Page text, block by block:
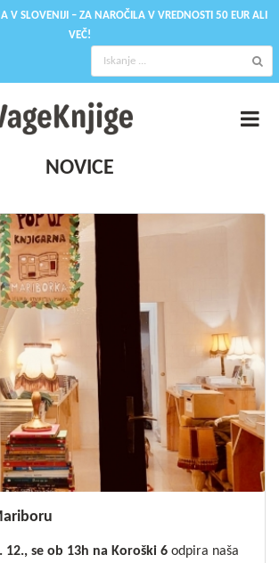
V SLOVENIJI – ZA NAROČILA V VREDNOSTI 50 EUR ALI
VEČ!
NOVICE
12., se ob 13h na Koroški 6odpira naša